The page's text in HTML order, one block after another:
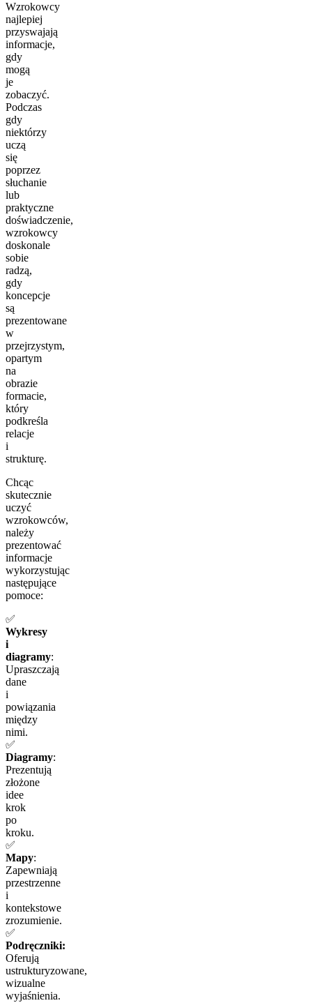
Wzrokowcy
najlepiej
przyswajają
informacje,
gdy
mogą
je
zobaczyć.
Podczas
gdy
niektórzy
uczą
się
poprzez
słuchanie
lub
praktyczne
doświadczenie,
wzrokowcy
doskonale
sobie
radzą,
gdy
koncepcje
są
prezentowane
w
przejrzystym,
opartym
na
obrazie
formacie,
który
podkreśla
relacje
i
strukturę.
Chcąc
skutecznie
uczyć
wzrokowców,
należy
prezentować
informacje
wykorzystując
następujące
pomoce:
✅
Wykresy
i
diagramy:
Upraszczają
dane
i
powiązania
między
nimi.
✅
Diagramy:
Prezentują
złożone
idee
krok
po
kroku.
✅
Mapy:
Zapewniają
przestrzenne
i
kontekstowe
zrozumienie.
✅
Podręczniki:
Oferują
ustrukturyzowane,
wizualne
wyjaśnienia.